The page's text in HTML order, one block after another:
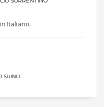
Italiano.
SUINO